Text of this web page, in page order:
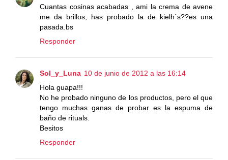
Cuantas cosinas acabadas , ami la crema de avene
me da brillos, has probado la de kielh´s??es una
pasada.bs
Responder
Sol_y_Luna 10 de junio de 2012 a las 16:14
Hola guapa!!!
No he probado ninguno de los productos, pero el que
tengo muchas ganas de probar es la espuma de
baño de rituals.
Besitos
Responder